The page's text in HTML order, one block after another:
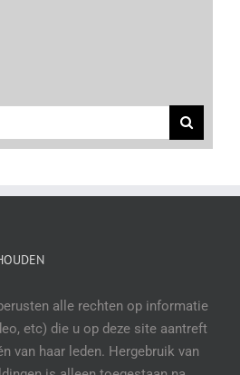
alle rechten op informatie
etc) die u op deze site aantreft
van haar leden. Hergebruik van